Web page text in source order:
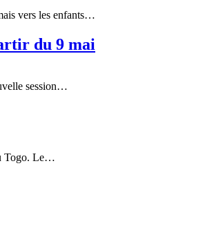
vers les enfants…
du 9 mai
session…
Togo. Le…